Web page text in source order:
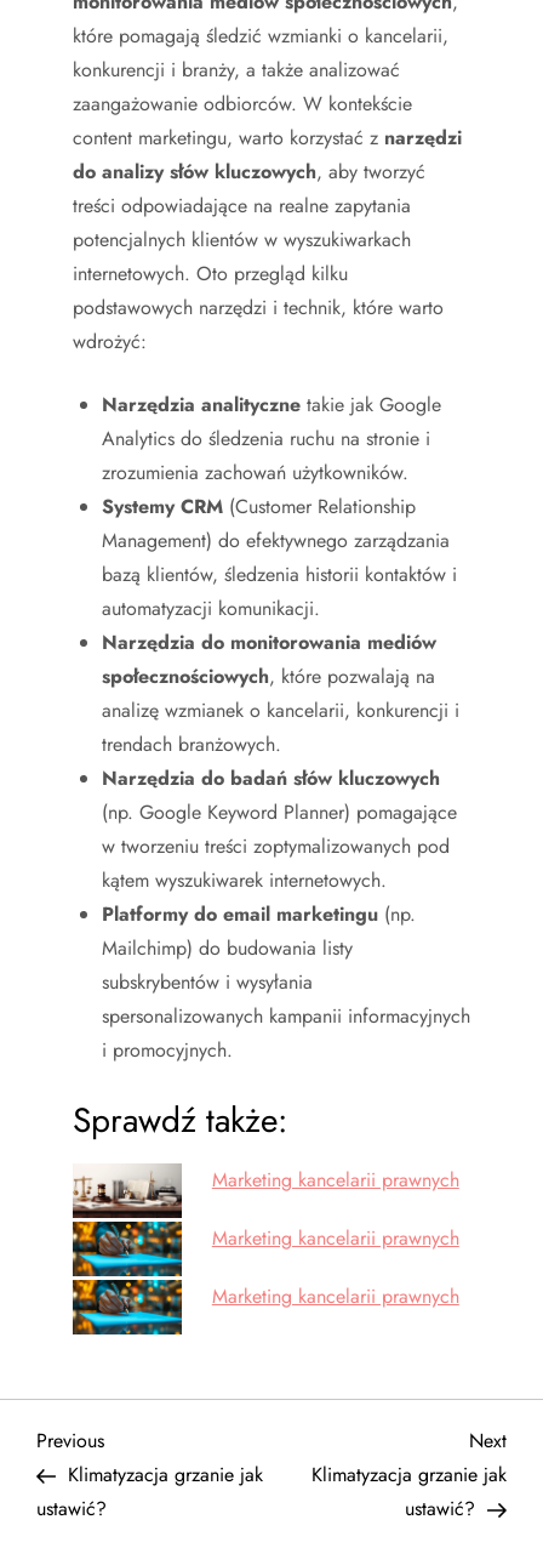
które pomagają śledzić wzmianki o kancelarii,
konkurencji i branży, a także analizować
zaangażowanie odbiorców. W kontekście
content marketingu, warto korzystać z narzędzi
do analizy słów kluczowych, aby tworzyć
treści odpowiadające na realne zapytania
potencjalnych klientów w wyszukiwarkach
internetowych. Oto przegląd kilku
podstawowych narzędzi i technik, które warto
wdrożyć:
Narzędzia analityczne takie jak Google
Analytics do śledzenia ruchu na stronie i
zrozumienia zachowań użytkowników.
Systemy CRM (Customer Relationship
Management) do efektywnego zarządzania
bazą klientów, śledzenia historii kontaktów i
automatyzacji komunikacji.
Narzędzia do monitorowania mediów
społecznościowych, które pozwalają na
analizę wzmianek o kancelarii, konkurencji i
trendach branżowych.
Narzędzia do badań słów kluczowych
(np. Google Keyword Planner) pomagające
w tworzeniu treści zoptymalizowanych pod
kątem wyszukiwarek internetowych.
Platformy do email marketingu (np.
Mailchimp) do budowania listy
subskrybentów i wysyłania
spersonalizowanych kampanii informacyjnych
i promocyjnych.
Sprawdź także:
Marketing kancelarii prawnych
Marketing kancelarii prawnych
Marketing kancelarii prawnych
N
a
Previous
Post
Previous
Klimatyzacja grzanie jak
ustawić?
Next
Post
Next
Klimatyzacja grzanie jak
ustawić?